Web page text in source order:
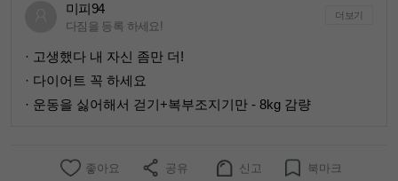
미피94
다짐을 등록 하세요!
더보기
· 고생했다 내 자신 좀만 더!
· 다이어트 꼭 하세요
· 운동을 싫어해서 걷기+복부조지기만 - 8kg 감량
좋아요 공유 신고 북마크